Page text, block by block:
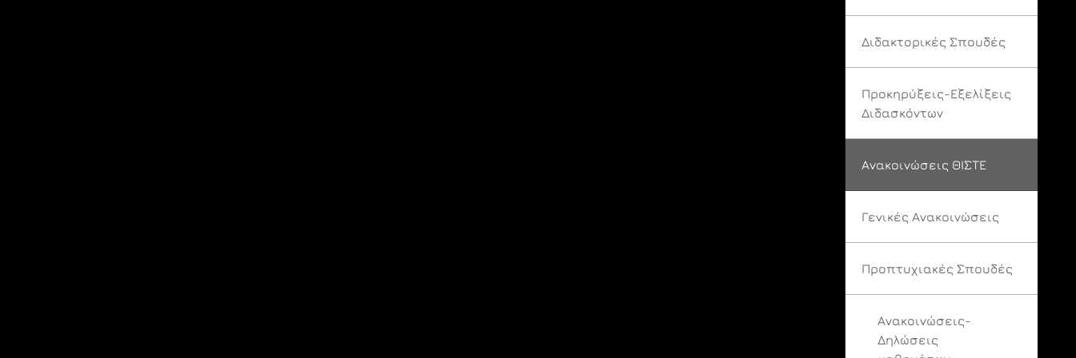
Διδακτορικές Σπουδές
Προκηρύξεις-Εξελίξεις
Διδασκόντων
Ανακοινώσεις ΘΙΣΤΕ
Γενικές Ανακοινώσεις
Προπτυχιακές Σπουδές
Ανακοινώσεις-
Δηλώσεις